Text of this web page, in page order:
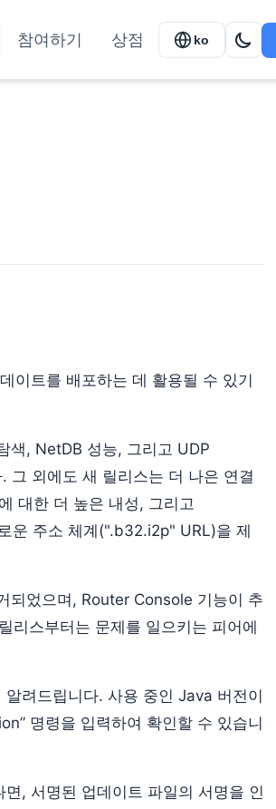
참여하기 상점 ko
이트를 배포하는 데 활용될 수 있기
색, NetDB 성능, 그리고 UDP
외에도 새 릴리스는 더 나은 연결
대한 더 높은 내성, 그리고
운 주소 체계(".b32.i2p" URL)을 제
되었으며, Router Console 기능이 추
리스부터는 문제를 일으키는 피어에
려드립니다. 사용 중인 Java 버전이
명령을 입력하여 확인할 수 있습니
, 서명된 업데이트 파일의 서명을 인